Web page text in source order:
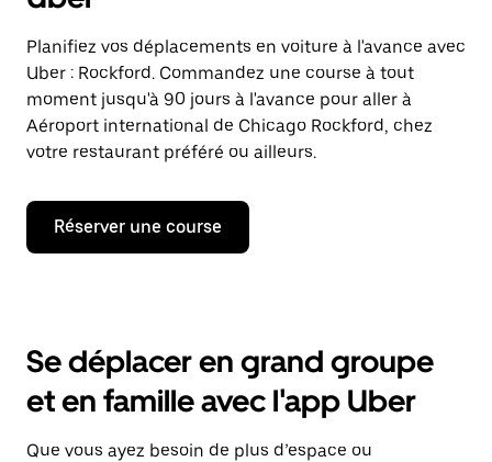
Planifiez vos déplacements en voiture à l'avance avec
Uber : Rockford. Commandez une course à tout
moment jusqu'à 90 jours à l'avance pour aller à
Aéroport international de Chicago Rockford, chez
votre restaurant préféré ou ailleurs.
Réserver une course
Se déplacer en grand groupe
et en famille avec l'app Uber
Que vous ayez besoin de plus d’espace ou